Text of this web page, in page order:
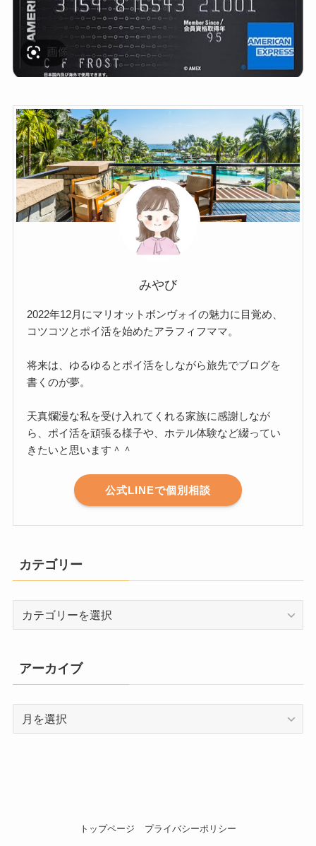
みやび
2022年12月にマリオットボンヴォイの魅力に目覚め、
コツコツとポイ活を始めたアラフィフママ。
将来は、ゆるゆるとポイ活をしながら旅先でブログを
書くのが夢。
天真爛漫な私を受け入れてくれる家族に感謝しなが
ら、ポイ活を頑張る様子や、ホテル体験など綴ってい
きたいと思います＾＾
公式LINEで個別相談
カテゴリー
リ
ー
アーカイブ
トップページ プライバシーポリシー